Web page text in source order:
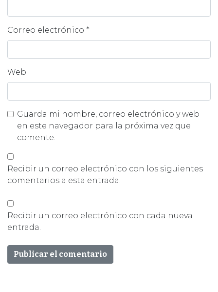
Correo electrónico *
Web
Guarda mi nombre, correo electrónico y web
en este navegador para la próxima vez que
comente.
Recibir un correo electrónico con los siguientes
comentarios a esta entrada.
Recibir un correo electrónico con cada nueva
entrada.